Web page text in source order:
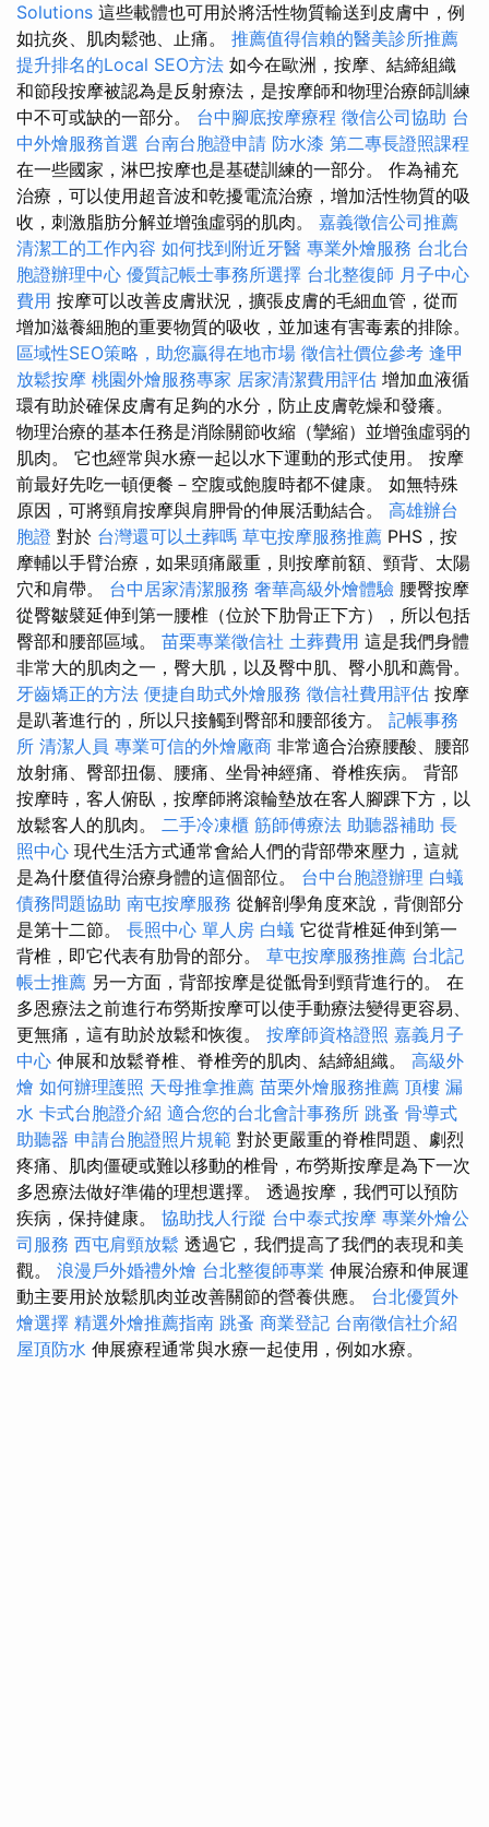
Solutions 這些載體也可用於將活性物質輸送到皮膚中，例
如抗炎、肌肉鬆弛、止痛。 推薦值得信賴的醫美診所推薦
提升排名的Local SEO方法 如今在歐洲，按摩、結締組織
和節段按摩被認為是反射療法，是按摩師和物理治療師訓練
中不可或缺的一部分。 台中腳底按摩療程 徵信公司協助 台
中外燴服務首選 台南台胞證申請 防水漆 第二專長證照課程
在一些國家，淋巴按摩也是基礎訓練的一部分。 作為補充
治療，可以使用超音波和乾擾電流治療，增加活性物質的吸
收，刺激脂肪分解並增強虛弱的肌肉。 嘉義徵信公司推薦
清潔工的工作內容 如何找到附近牙醫 專業外燴服務 台北台
胞證辦理中心 優質記帳士事務所選擇 台北整復師 月子中心
費用 按摩可以改善皮膚狀況，擴張皮膚的毛細血管，從而
增加滋養細胞的重要物質的吸收，並加速有害毒素的排除。
區域性SEO策略，助您贏得在地市場 徵信社價位參考 逢甲
放鬆按摩 桃園外燴服務專家 居家清潔費用評估 增加血液循
環有助於確保皮膚有足夠的水分，防止皮膚乾燥和發癢。
物理治療的基本任務是消除關節收縮（攣縮）並增強虛弱的
肌肉。 它也經常與水療一起以水下運動的形式使用。 按摩
前最好先吃一頓便餐－空腹或飽腹時都不健康。 如無特殊
原因，可將頸肩按摩與肩胛骨的伸展活動結合。 高雄辦台
胞證 對於 台灣還可以土葬嗎 草屯按摩服務推薦 PHS，按
摩輔以手臂治療，如果頭痛嚴重，則按摩前額、頸背、太陽
穴和肩帶。 台中居家清潔服務 奢華高級外燴體驗 腰臀按摩
從臀皺襞延伸到第一腰椎（位於下肋骨正下方），所以包括
臀部和腰部區域。 苗栗專業徵信社 土葬費用 這是我們身體
非常大的肌肉之一，臀大肌，以及臀中肌、臀小肌和薦骨。
牙齒矯正的方法 便捷自助式外燴服務 徵信社費用評估 按摩
是趴著進行的，所以只接觸到臀部和腰部後方。 記帳事務
所 清潔人員 專業可信的外燴廠商 非常適合治療腰酸、腰部
放射痛、臀部扭傷、腰痛、坐骨神經痛、脊椎疾病。 背部
按摩時，客人俯臥，按摩師將滾輪墊放在客人腳踝下方，以
放鬆客人的肌肉。 二手冷凍櫃 筋師傅療法 助聽器補助 長
照中心 現代生活方式通常會給人們的背部帶來壓力，這就
是為什麼值得治療身體的這個部位。 台中台胞證辦理 白蟻
債務問題協助 南屯按摩服務 從解剖學角度來說，背側部分
是第十二節。 長照中心 單人房 白蟻 它從背椎延伸到第一
背椎，即它代表有肋骨的部分。 草屯按摩服務推薦 台北記
帳士推薦 另一方面，背部按摩是從骶骨到頸背進行的。 在
多恩療法之前進行布勞斯按摩可以使手動療法變得更容易、
更無痛，這有助於放鬆和恢復。 按摩師資格證照 嘉義月子
中心 伸展和放鬆脊椎、脊椎旁的肌肉、結締組織。 高級外
燴 如何辦理護照 天母推拿推薦 苗栗外燴服務推薦 頂樓 漏
水 卡式台胞證介紹 適合您的台北會計事務所 跳蚤 骨導式
助聽器 申請台胞證照片規範 對於更嚴重的脊椎問題、劇烈
疼痛、肌肉僵硬或難以移動的椎骨，布勞斯按摩是為下一次
多恩療法做好準備的理想選擇。 透過按摩，我們可以預防
疾病，保持健康。 協助找人行蹤 台中泰式按摩 專業外燴公
司服務 西屯肩頸放鬆 透過它，我們提高了我們的表現和美
觀。 浪漫戶外婚禮外燴 台北整復師專業 伸展治療和伸展運
動主要用於放鬆肌肉並改善關節的營養供應。 台北優質外
燴選擇 精選外燴推薦指南 跳蚤 商業登記 台南徵信社介紹
屋頂防水 伸展療程通常與水療一起使用，例如水療。